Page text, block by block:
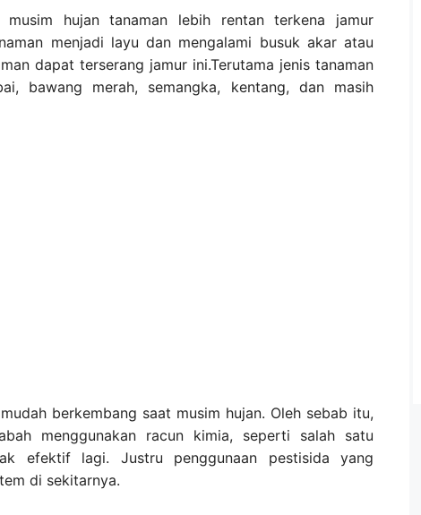
musim hujan tanaman lebih rentan terkena jamur
menjadi layu dan mengalami busuk akar atau
dapat terserang jamur ini.Terutama jenis tanaman
bawang merah, semangka, kentang, dan masih
berkembang saat musim hujan. Oleh sebab itu,
menggunakan racun kimia, seperti salah satu
efektif lagi. Justru penggunaan pestisida yang
di sekitarnya.